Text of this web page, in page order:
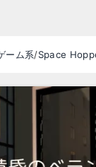
ーム系 Space